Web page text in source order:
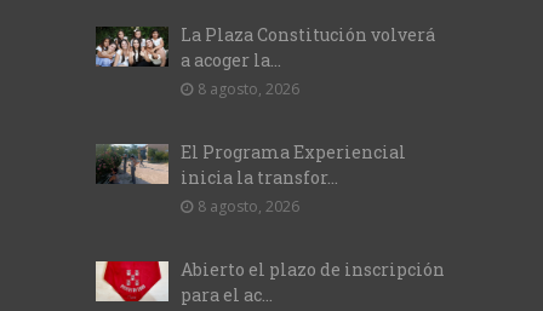
La Plaza Constitución volverá
a acoger la...
8 agosto, 2026
El Programa Experiencial
inicia la transfor...
8 agosto, 2026
Abierto el plazo de inscripción
para el ac...